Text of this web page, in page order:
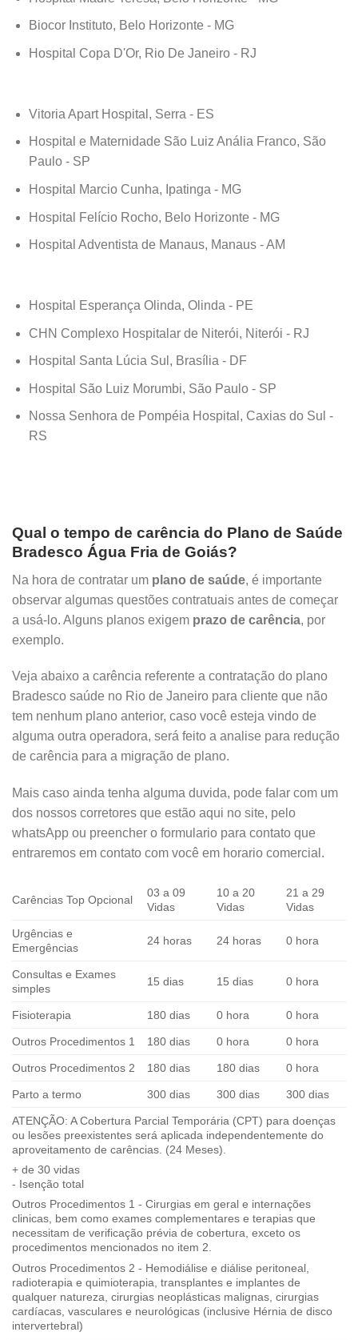
Biocor Instituto, Belo Horizonte - MG
Hospital Copa D'Or, Rio De Janeiro - RJ
Vitoria Apart Hospital, Serra - ES
Hospital e Maternidade São Luiz Anália Franco, São
Paulo - SP
Hospital Marcio Cunha, Ipatinga - MG
Hospital Felício Rocho, Belo Horizonte - MG
Hospital Adventista de Manaus, Manaus - AM
Hospital Esperança Olinda, Olinda - PE
CHN Complexo Hospitalar de Niterói, Niterói - RJ
Hospital Santa Lúcia Sul, Brasília - DF
Hospital São Luiz Morumbi, São Paulo - SP
Nossa Senhora de Pompéia Hospital, Caxias do Sul -
RS
Qual o tempo de carência do Plano de Saúde
Bradesco Água Fria de Goiás?
Na hora de contratar um plano de saúde, é importante
observar algumas questões contratuais antes de começar
a usá-lo. Alguns planos exigem prazo de carência, por
exemplo.
Veja abaixo a carência referente a contratação do plano
Bradesco saúde no Rio de Janeiro para cliente que não
tem nenhum plano anterior, caso você esteja vindo de
alguma outra operadora, será feito a analise para redução
de carência para a migração de plano.
Mais caso ainda tenha alguma duvida, pode falar com um
dos nossos corretores que estão aqui no site, pelo
whatsApp ou preencher o formulario para contato que
entraremos em contato com você em horario comercial.
Carências Top Opcional
03 a 09
Vidas
10 a 20
Vidas
21 a 29
Vidas
Urgências e
Emergências
24 horas 24 horas 0 hora
Consultas e Exames
simples
15 dias 15 dias 0 hora
Fisioterapia 180 dias 0 hora 0 hora
Outros Procedimentos 1 180 dias 0 hora 0 hora
Outros Procedimentos 2 180 dias 180 dias 0 hora
Parto a termo 300 dias 300 dias 300 dias
ATENÇÃO: A Cobertura Parcial Temporária (CPT) para doenças
ou lesões preexistentes será aplicada independentemente do
aproveitamento de carências. (24 Meses).
+ de 30 vidas
- Isenção total
Outros Procedimentos 1 - Cirurgias em geral e internações
clinicas, bem como exames complementares e terapias que
necessitam de verificação prévia de cobertura, exceto os
procedimentos mencionados no item 2.
Outros Procedimentos 2 - Hemodiálise e diálise peritoneal,
radioterapia e quimioterapia, transplantes e implantes de
qualquer natureza, cirurgias neoplásticas malignas, cirurgias
cardíacas, vasculares e neurológicas (inclusive Hérnia de disco
intervertebral)